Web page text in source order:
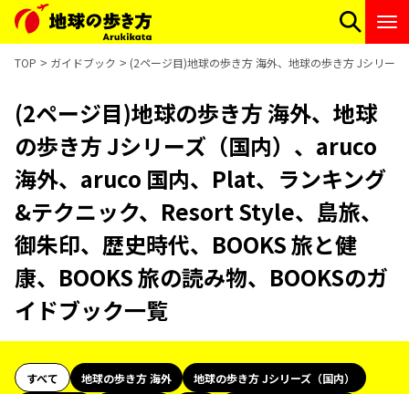
TOP ガイドブック (2ページ目)地球の歩き方 海外、地球の歩き方 Jシリー
(2ページ目)地球の歩き方 海外、地球
の歩き方 Jシリーズ（国内）、aruco
海外、aruco 国内、Plat、ランキング
&テクニック、Resort Style、島旅、
御朱印、歴史時代、BOOKS 旅と健
康、BOOKS 旅の読み物、BOOKSのガ
イドブック一覧
すべて 地球の歩き方 海外
地球の歩き方 Jシリーズ（国内）